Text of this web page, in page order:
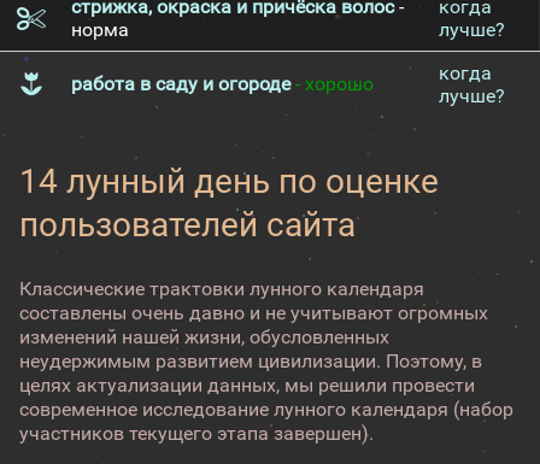
стрижка, окраска и причёска волос-
норма
когда
лучше?
работа в саду и огороде- хорошо
когда
лучше?
14 лунный день по оценке
пользователей сайта
Классические трактовки лунного календаря
составлены очень давно и не учитывают огромных
изменений нашей жизни, обусловленных
неудержимым развитием цивилизации. Поэтому, в
целях актуализации данных, мы решили провести
современное исследование лунного календаря (набор
участников текущего этапа завершен).